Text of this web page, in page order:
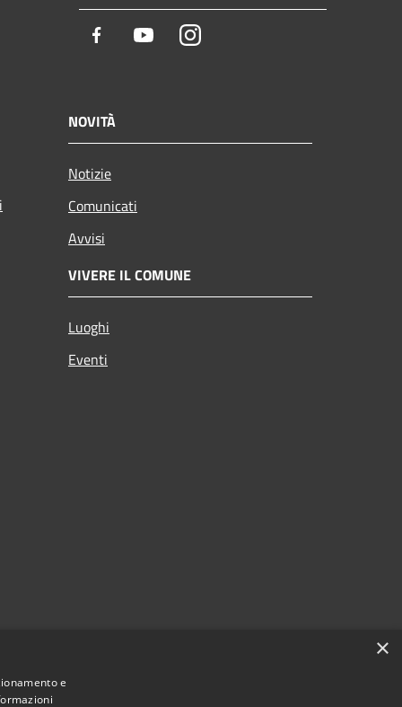
Facebook YoutubeInstagram
NOVITÀ
Notizie
Comunicati
Avvisi
VIVERE IL COMUNE
Luoghi
Eventi
×
e